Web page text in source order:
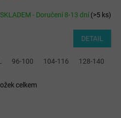
SKLADEM - Doručení 8-13 dní(>5 ks)
DETAIL
96-100 104-116 128-140
Ocelkem